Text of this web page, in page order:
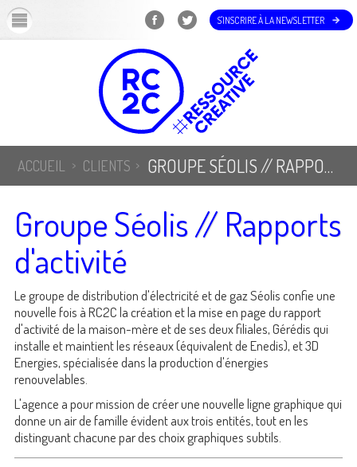
S'INSCRIRE À LA NEWSLETTER
ACCUEIL CLIENTS GROUPE SÉOLIS // RAPPORTS D'ACTIVITÉ
Groupe Séolis // Rapports
d'activité
Le groupe de distribution d'électricité et de gaz Séolis confie une
nouvelle fois à RC2C la création et la mise en page du rapport
d'activité de la maison-mère et de ses deux filiales, Gérédis qui
installe et maintient les réseaux (équivalent de Enedis), et 3D
Energies, spécialisée dans la production d'énergies
renouvelables.
L'agence a pour mission de créer une nouvelle ligne graphique qui
donne un air de famille évident aux trois entités, tout en les
distinguant chacune par des choix graphiques subtils.